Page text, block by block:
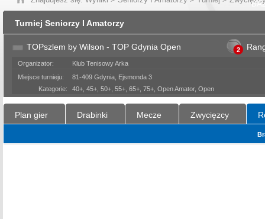
Turniej Seniorzy I Amatorzy
TOPszlem by Wilson - TOP Gdynia Open 2
Organizator:
Klub Tenisowy Arka
Miejsce turnieju:
81-409 Gdynia, Ejsmonda 3
Kategorie:
40+, 45+, 50+, 55+, 65+, 75+, Open Amator, Open
Plan gier Drabinki Mecze Zwycięzcy